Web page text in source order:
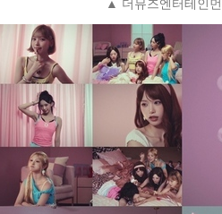
▲ 더뮤즈엔터테인